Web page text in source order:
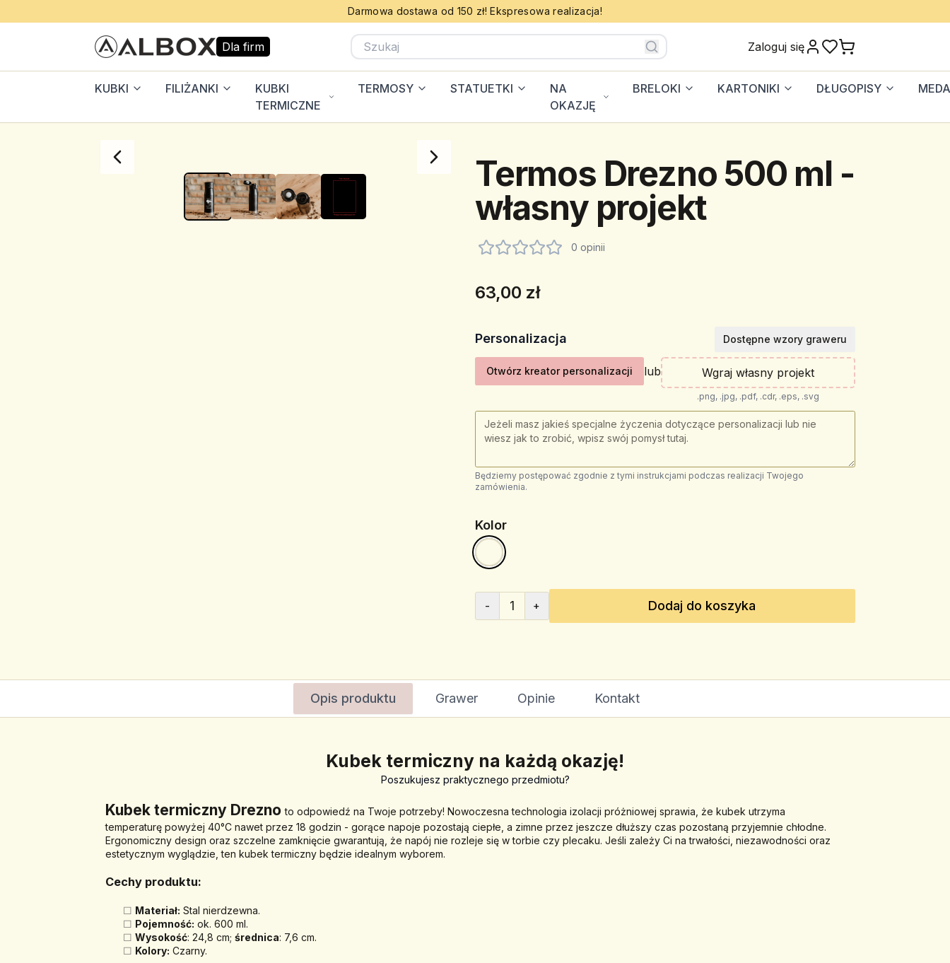
Darmowa dostawa od 150 zł! Ekspresowa realizacja!
Dla firm Zaloguj się
KUBKI FILIŻANKI
KUBKI
TERMICZNE
TERMOSY STATUETKI
NA
OKAZJĘ
BRELOKI KARTONIKI DŁUGOPISY
Termos Drezno 500 ml -
własny projekt
0 opinii
63,00 zł
Personalizacja Dostępne wzory graweru
Otwórz kreator personalizacji lub Wgraj własny projekt
.png, .jpg, .pdf, .cdr, .eps, .svg
Będziemy postępować zgodnie z tymi instrukcjami podczas realizacji Twojego
zamówienia.
Kolor
- 1 + Dodaj do koszyka
Opis produktu Grawer Opinie Kontakt
Kubek termiczny na każdą okazję!
Poszukujesz praktycznego przedmiotu?
Kubek termiczny Drezno to odpowiedź na Twoje potrzeby! Nowoczesna technologia izolacji próżniowej sprawia, że kubek utrzyma
temperaturę powyżej 40°C nawet przez 18 godzin - gorące napoje pozostają ciepłe, a zimne przez jeszcze dłuższy czas pozostaną przyjemnie chłodne.
Ergonomiczny design oraz szczelne zamknięcie gwarantują, że napój nie rozleje się w torbie czy plecaku. Jeśli zależy Ci na trwałości, niezawodności oraz
estetycznym wyglądzie, ten kubek termiczny będzie idealnym wyborem.
Cechy produktu:
Materiał: Stal nierdzewna.
Pojemność: ok. 600 ml.
Wysokość: 24,8 cm; średnica: 7,6 cm.
Kolory: Czarny.